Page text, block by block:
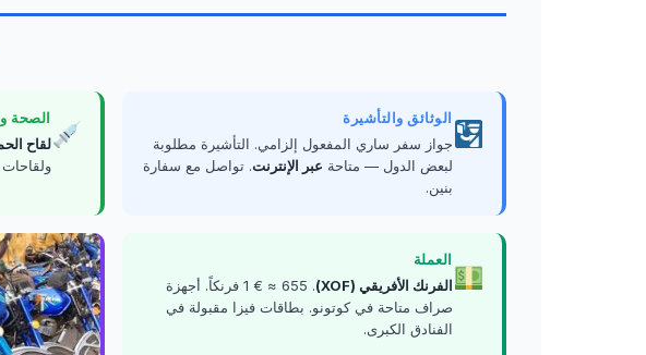
الوثائق والتأشيرة
جواز سفر ساري المفعول إلزامي. التأشيرة مطلوبة
لبعض الدول — متاحة عبر الإنترنت. تواصل مع سفارة
بنين.
الصحة
لقاح
ولقاحات
العملة
الفرنك الأفريقي (XOF)
. 1 € ≈ 655 فرنكاً. أجهزة
صراف متاحة في كوتونو. بطاقات فيزا مقبولة في
الفنادق الكبرى.